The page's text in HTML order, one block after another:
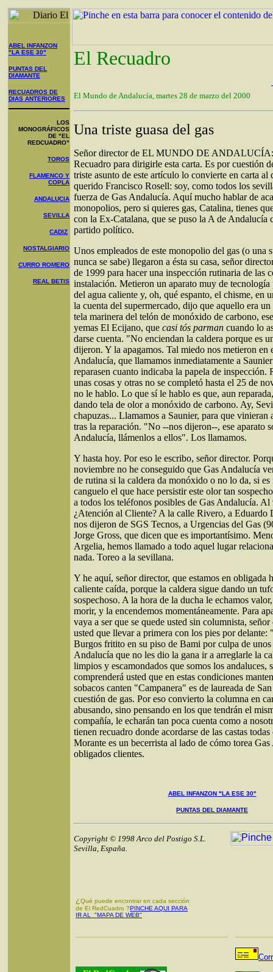
ABEL INFANZON
"LA ESE 30"
PUNTAS DEL
DIAMANTE
RECUADROS DE
DIAS ANTERIORES
LOS
MONOGRÁFICOS
DE "EL
REDCUADRO"
TOROS
FLAMENCO Y
COPLA
ANDALUCIA
SEVILLA
CADIZ
NOSTALGIARIO
CURRO ROMERO
REAL BETIS
El Recuadro
El Mundo de Andalucía, martes 28 de marzo del 2000
Una triste guasa del gas
Señor director de EL MUNDO DE ANDALUCÍA:
Recuadro para dirigirle esta carta. Es por cuestión
triste asunto de este artículo lo convierte en carta al
querido Francisco Rosell: soy, como todos los
fuerza de Gas Andalucía. Aquí mucho hablar de
monopolios, pero si quieres gas, Catalina, tienes
con la Ex-Catalana, que se puso la A de Andalucía
partido político.
Unos empleados de este monopolio del gas (o una
nunca se sabe) llegaron a ésta su casa, señor
de 1999 para hacer una inspección rutinaria de las
instalación. Metieron un aparato muy de tecnología
del agua caliente y, oh, qué espanto, el chisme, en
la cuenta del supermercado, dijo que aquello era
tela marinera del telón de monóxido de carbono,
yemas El Ecijano, que casi tós parman cuando lo
darse cuenta. "No enciendan la caldera porque es
dijeron. Y la apagamos. Tal miedo nos metieron en
Andalucía, que llamamos inmediatamente a
reparasen cuanto indicaba la papela de inspección.
unas cosas y otras no se completó hasta el 25 de
no le hablo. Lo que sí le hablo es que, aun
dando tela de olor a monóxido de carbono. Ay,
chapuzas... Llamamos a Saunier, para que
tras la reparación. "No --nos dijeron--, ese aparato
Andalucía, llámenlos a ellos". Los llamamos.
Y hasta hoy. Por eso le escribo, señor director.
noviembre no he conseguido que Gas Andalucía
de rutina si la caldera da monóxido o no lo da, si
canguelo el que hace persistir este olor tan
a todos los teléfonos posibles de Gas Andalucía.
¿Atención al Cliente? A la calle Rivero, a Eduardo
nos dijeron de SGS Tecnos, a Urgencias del Gas
Jorge Gross, que dicen que es importantísimo.
Argelia, hemos llamado a todo aquel lugar
nada. Toreo a la sevillana.
Y he aquí, señor director, que estamos en obligada
caliente caída, porque la caldera sigue dando un
sospechoso. A la hora de la ducha le echamos
morir, y la encendemos momentáneamente. Para
vaya a ser que se quede usted sin columnista,
usted que llevar a primera con los pies por delante:
Burgos fritito en su piso de Bami por culpa de unos
Andalucía que no les dio la gana ir a arreglarle la
limpios y escamondados que somos los andaluces,
comprenderá usted que en estas condiciones
sobacos canten "Campanera" es de laureada de
cuestión de gas. Por eso convierto la columna en
abusando, sino pensando en los que tendrán el
compañía, le echarán tan poca cuenta como a
tienen recuadro donde acordarse de las castas
Morante es un becerrista al lado de cómo torea
obligados clientes.
ABEL INFANZON "LA ESE 30"
PUNTAS DEL DIAMANTE
Copyright © 1998 Arco del Postigo S.L.
Sevilla, España.
¿ Qué puede encontrar en cada sección
de El RedCuadro ?PINCHE AQUI PARA
IR AL "MAPA DE WEB"